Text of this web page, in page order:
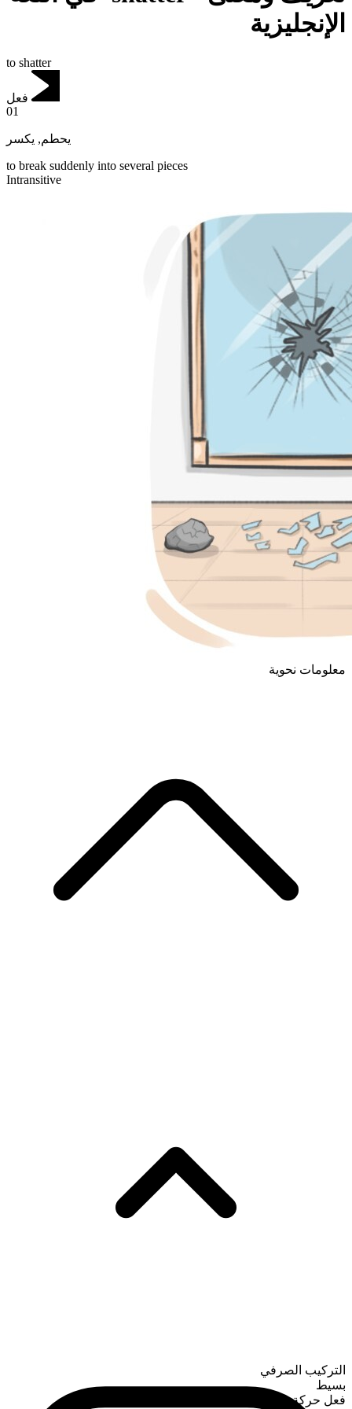
الإنجليزية
to shatter
فعل
01
يحطم, يكسر
to break suddenly into several pieces
Intransitive
معلومات نحوية
التركيب الصرفي
بسيط
فعل حركة